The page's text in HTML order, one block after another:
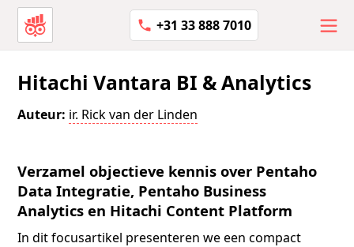
+31 33 888 7010
Hitachi Vantara BI & Analytics
Auteur: ir. Rick van der Linden
Verzamel objectieve kennis over Pentaho
Data Integratie, Pentaho Business
Analytics en Hitachi Content Platform
In dit focusartikel presenteren we een compact